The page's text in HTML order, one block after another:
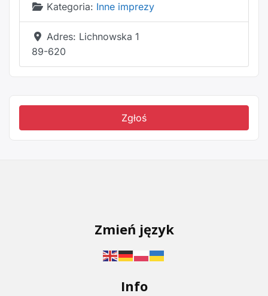
Kategoria: Inne imprezy
Adres: Lichnowska 1
89-620
Zgłoś
Zmień język
Info